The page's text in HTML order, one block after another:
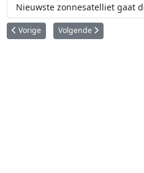
Nieuwste zonnesatelliet gaat
Vorig artikel: Frans-Duitse lander
Vorige Volgende artikel: Maak
Volgende